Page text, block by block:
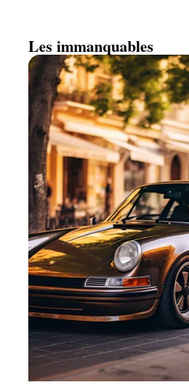
Les immanquables